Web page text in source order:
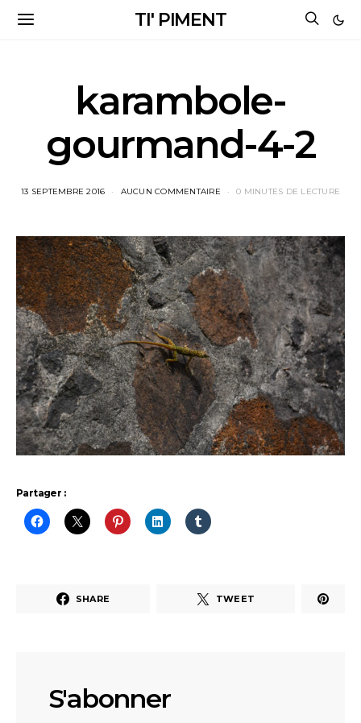
TI' PIMENT
karambole-
gourmand-4-2
13 SEPTEMBRE 2016 AUCUN COMMENTAIRE 0 MINUTES DE LECTURE
Partager :
SHARE TWEET
S'abonner